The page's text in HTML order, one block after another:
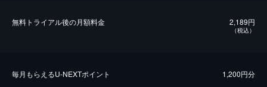
無料トライアル後の⽉額料金 2,189円
（税込）
毎⽉もらえるU-NEXTポイント 1,200円分